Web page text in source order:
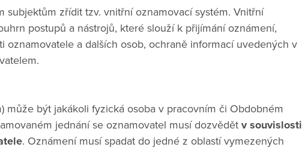
subjektům zřídit tzv. vnitřní oznamovací systém. Vnitřní
postupů a nástrojů, které slouží k přijímání oznámení,
oznamovatele a dalších osob, ochraně informací uvedených v
může být jakákoli fyzická osoba v pracovním či Obdobném
jednání se oznamovatel musí dozvědět v souvislosti
. Oznámení musí spadat do jedné z oblastí vymezených